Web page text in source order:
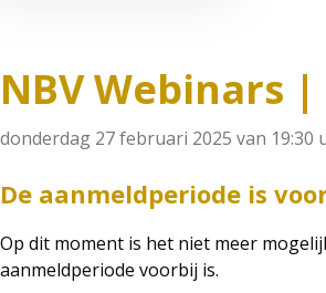
NBV Webinars
donderdag 27 februari 2025 van 19:30
De aanmeldperiode is
Op dit moment is het niet meer
aanmeldperiode voorbij is.